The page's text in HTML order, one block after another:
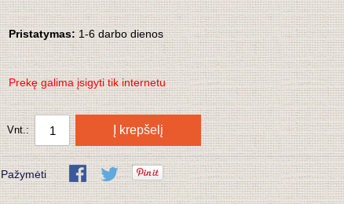
Pristatymas:1-6 darbo dienos
Prekę galima įsigyti tik internetu
Vnt.: Į krepšelį
Pažymėti